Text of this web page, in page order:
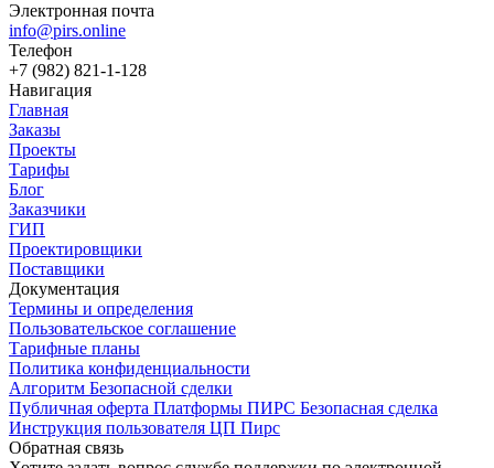
Электронная почта
info@pirs.online
Телефон
+7 (982) 821-1-128
Навигация
Главная
Заказы
Проекты
Тарифы
Блог
Заказчики
ГИП
Проектировщики
Поставщики
Документация
Термины и определения
Пользовательское соглашение
Тарифные планы
Политика конфиденциальности
Алгоритм Безопасной сделки
Публичная оферта Платформы ПИРС Безопасная сделка
Инструкция пользователя ЦП Пирс
Обратная связь